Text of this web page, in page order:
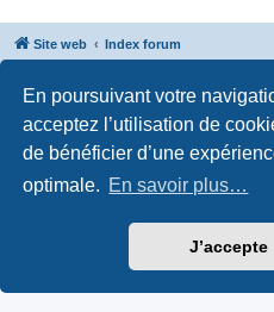
En poursuivant votre
acceptez l’utilisation de
de bénéficier d’une
optimale. En savoir plus…
J’accepte
Site web Index forum
Développé par
®
Traduction française
Confidentialité